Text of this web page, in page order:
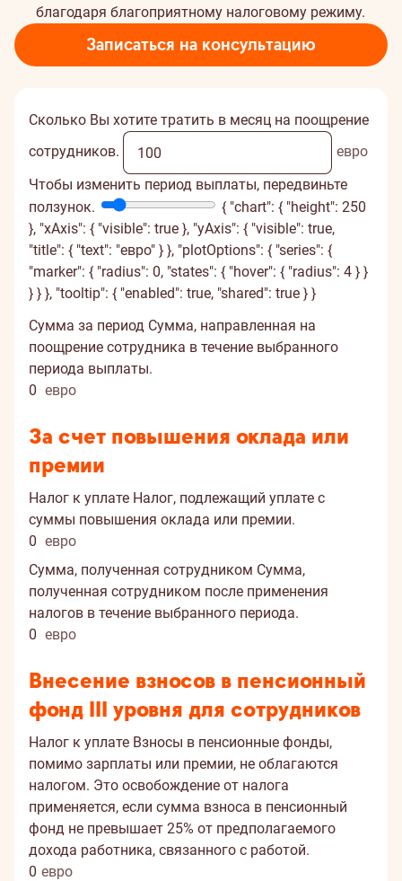
благодаря благоприятному налоговому режиму.
Записаться на консультацию
Сколько Вы хотите тратить в месяц на поощрение
сотрудников.
евро
Чтобы изменить период выплаты, передвиньте
ползунок.
{ "chart": { "height": 250
}, "xAxis": { "visible": true }, "yAxis": { "visible": true,
"title": { "text": "евро" } }, "plotOptions": { "series": {
"marker": { "radius": 0, "states": { "hover": { "radius": 4 } }
} } }, "tooltip": { "enabled": true, "shared": true } }
Сумма за период Сумма, направленная на
поощрение сотрудника в течение выбранного
периода выплаты.
0 евро
За счет повышения оклада или
премии
Налог к уплате Налог, подлежащий уплате с
суммы повышения оклада или премии.
0 евро
Сумма, полученная сотрудником Сумма,
полученная сотрудником после применения
налогов в течение выбранного периода.
0 евро
Внесение взносов в пенсионный
фонд III уровня для сотрудников
Налог к уплате Взносы в пенсионные фонды,
помимо зарплаты или премии, не облагаются
налогом. Это освобождение от налога
применяется, если сумма взноса в пенсионный
фонд не превышает 25% от предполагаемого
дохода работника, связанного с работой.
0 евро